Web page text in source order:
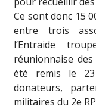
Ce sont donc 15
entre trois
l’Entraide
réunionnaise
été remis le
donateurs,
militaires du 2e